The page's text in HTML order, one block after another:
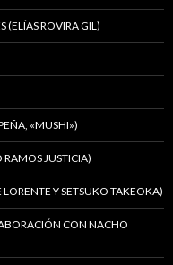
(ELÍAS ROVIRA GIL)
«MUSHI»)
RAMOS JUSTICIA)
Y SETSUKO TAKEOKA)
CON NACHO